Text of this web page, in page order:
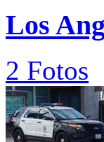
Los
2 Fotos